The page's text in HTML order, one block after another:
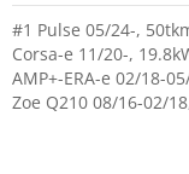
#1 Pulse 05/24-,
Corsa-e 11/20-,
AMP+-ERA-e 02/18-
Zoe Q210 08/16-02/